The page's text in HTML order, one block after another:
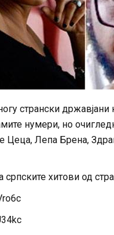
странски
нумери, но
Цеца, Лепа Брена,
хитови од